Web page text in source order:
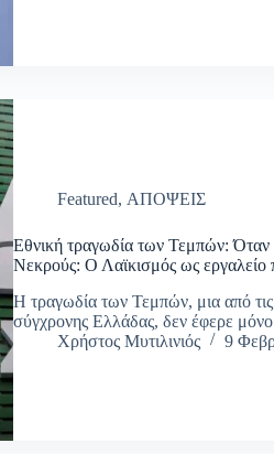
Featured, ΑΠΟΨΕΙΣ
Εθνική τραγωδία των Τεμπών: Όταν
Νεκρούς: Ο Λαϊκισμός ως εργαλείο
Η τραγωδία των Τεμπών, μια από τις
σύγχρονης Ελλάδας, δεν έφερε
Χρήστος Μυτιλινιός
9